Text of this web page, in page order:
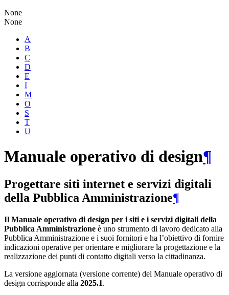
None
None
A
B
C
D
E
I
M
O
S
T
U
Manuale operativo di design¶
Progettare siti internet e servizi digitali
della Pubblica Amministrazione¶
Il Manuale operativo di design per i siti e i servizi digitali della
Pubblica Amministrazione è uno strumento di lavoro dedicato alla
Pubblica Amministrazione e i suoi fornitori e ha l’obiettivo di fornire
indicazioni operative per orientare e migliorare la progettazione e la
realizzazione dei punti di contatto digitali verso la cittadinanza.
La versione aggiornata (versione corrente) del Manuale operativo di
design corrisponde alla 2025.1.